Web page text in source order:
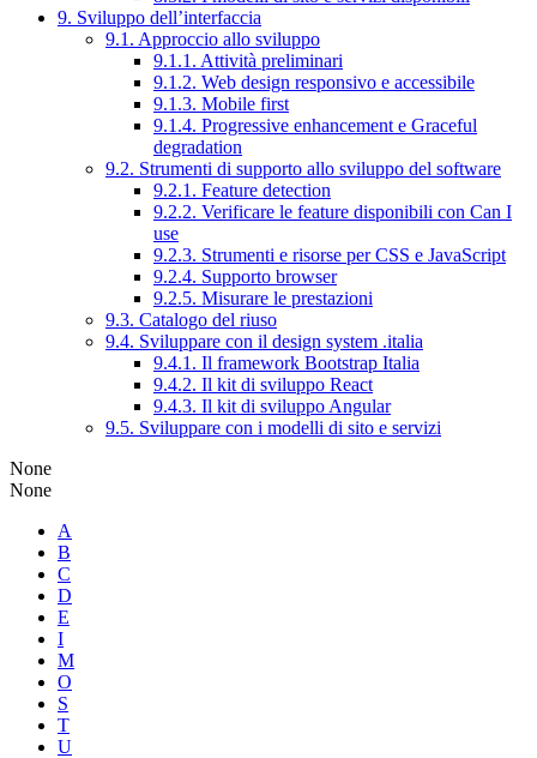
9. Sviluppo dell’interfaccia
9.1. Approccio allo sviluppo
9.1.1. Attività preliminari
9.1.2. Web design responsivo e accessibile
9.1.3. Mobile first
9.1.4. Progressive enhancement e Graceful
degradation
9.2. Strumenti di supporto allo sviluppo del software
9.2.1. Feature detection
9.2.2. Verificare le feature disponibili con Can I
use
9.2.3. Strumenti e risorse per CSS e JavaScript
9.2.4. Supporto browser
9.2.5. Misurare le prestazioni
9.3. Catalogo del riuso
9.4. Sviluppare con il design system .italia
9.4.1. Il framework Bootstrap Italia
9.4.2. Il kit di sviluppo React
9.4.3. Il kit di sviluppo Angular
9.5. Sviluppare con i modelli di sito e servizi
None
None
A
B
C
D
E
I
M
O
S
T
U